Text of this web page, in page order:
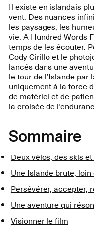
Il existe en islandais
vent. Des nuances
les paysages, les
vie. A Hundred Words
temps de les écouter.
Cody Cirillo et le
lancés dans une
le tour de l’Islande par
uniquement à la force
de matériel et de
la croisée de
Sommaire
Deux vélos, des skis
Une Islande brute,
Persévérer, accepter,
Une aventure qui
Visionner le film